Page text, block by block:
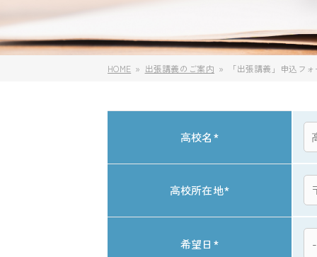
HOME 出張講義のご案内 「出張講義」申込フ
高校名*
高校所在地*
希望日 *